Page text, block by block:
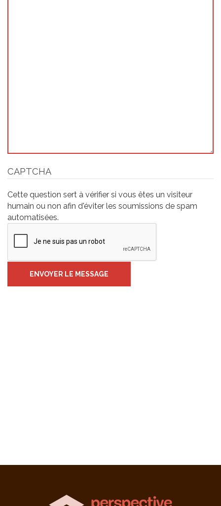
CAPTCHA
Cette question sert à vérifier si vous êtes un visiteur
humain ou non afin d'éviter les soumissions de spam
automatisées.